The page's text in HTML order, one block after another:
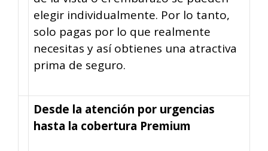
elegir individualmente. Por lo tanto,
solo pagas por lo que realmente
necesitas y así obtienes una atractiva
prima de seguro.
Desde la atención por urgencias
hasta la cobertura Premium